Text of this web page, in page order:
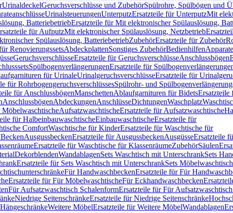
UrinaldeckelGeruchsverschlüsse und ZubehörSpülrohre, Spülbögen und
UrinalsteuerungenUnterputzErsatzteile für UnterputzMit
BatteriebetriebErsatzteile für Mit elektronischer Spülauslösung,
für AufputzMit elektronischer Spülauslösung, Netzbetrieb
Spülauslösung, BatteriebetriebZubehörErsatzteile für Zubehör
RenovierungssetsAbdeckplattenSonstiges ZubehörBedienhilfen
GeruchsverschlüsseErsatzteile für GeruchsverschlüsseAnschlussbögen
SpülbogenverlängerungenErsatzteile für
für UrinaleUrinalgeruchsverschlüsseErsatzteile für
für RohrbogengeruchsverschlüssesSpülrohr- und
für AnschlussbögenManschettenAblaufgarnituren für BidetsErsatzteile
AnschlussbögenAbdeckungenAnschlüsseDichtungenWaschplatz
AufsatzwaschtischeErsatzteile für Aufsatzwaschtische
für HalbeinbauwaschtischeEinbauwaschtischeErsatzteile für
ComfortWaschtische für KinderErsatzteile für Waschtische für
AusgussbeckenErsatzteile für AusgussbeckenAusgüsseErsatzteile
Ersatzteile für Waschtische für KlassenräumeZubehörSäulen
DekorblendenWandablagenSets Waschtisch mit UnterschrankSets
Ersatzteile für Sets Waschtisch mit UnterschrankSets
Für HandwaschbeckenErsatzteile für Für
Ersatzteile für Für MöbelwaschtischeFür Eckhandwaschbecken
Für Aufsatzwaschtisch SchalenformErsatzteile für Für
Niedrige SeitenschränkeErsatzteile für Niedrige Seitenschränke
Weitere MöbelErsatzteile für Weitere MöbelWandablagen